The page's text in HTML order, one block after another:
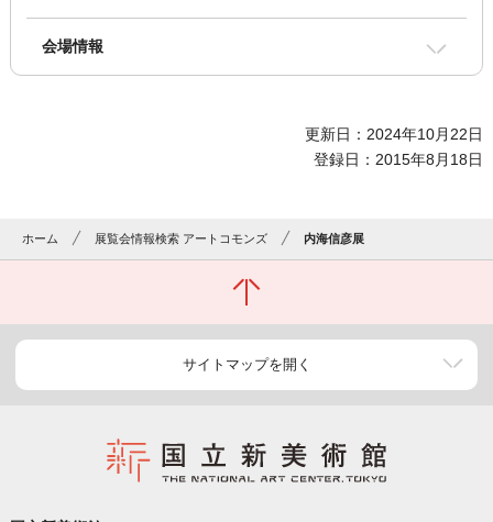
会場情報
更新日：2024年10月22日
登録日：2015年8月18日
ホーム 展覧会情報検索 アートコモンズ 内海信彦展
サイトマップを開く